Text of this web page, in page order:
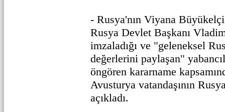
- Rusya'nın Viyana
Rusya Devlet Başkanı
imzaladığı ve "geleneksel
değerlerini paylaşan"
öngören kararname
Avusturya vatandaşının
açıkladı.